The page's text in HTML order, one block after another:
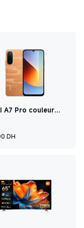
A7 Pro couleur
‎ DH‎